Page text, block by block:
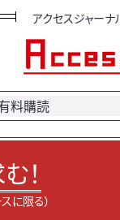
アクセスジャー
料購読
！
に限る）